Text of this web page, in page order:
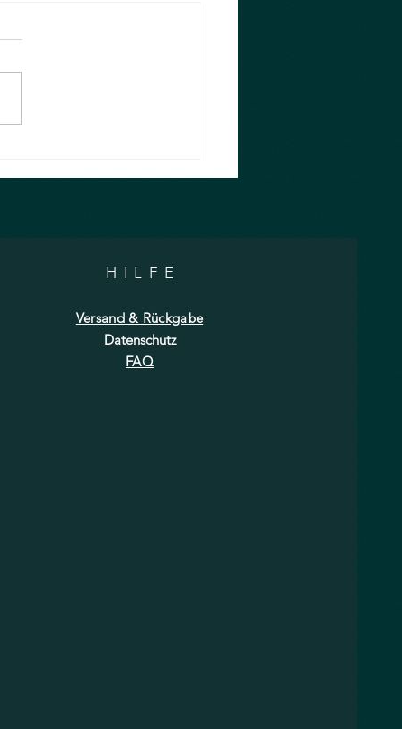
ich es doch glatt
hab ich...
HILF E
Versand & Rückgabe
Datenschutz
FAQ